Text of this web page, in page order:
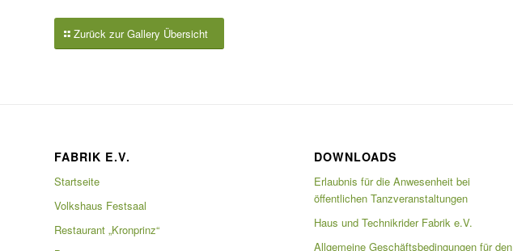
Zurück zur Gallery Übersicht
FABRIK E.V.
Startseite
Volkshaus Festsaal
Restaurant „Kronprinz“
DOWNLOADS
Erlaubnis für die Anwesenheit bei
öffentlichen Tanzveranstaltungen
Haus und Technikrider Fabrik e.V.
Allgemeine Geschäftsbedingungen für den